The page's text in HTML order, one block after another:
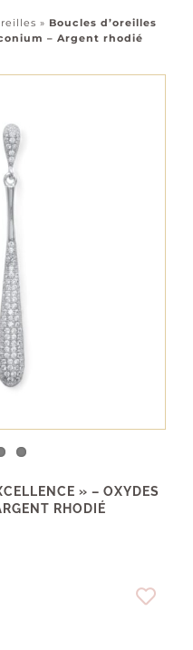
» Boucles d’oreilles
– Argent rhodié
» – OXYDES
RHODIÉ